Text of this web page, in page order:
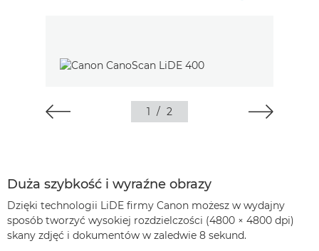
1 / 2
Duża szybkość i wyraźne obrazy
Dzięki technologii LiDE firmy Canon możesz w wydajny
sposób tworzyć wysokiej rozdzielczości (4800 × 4800 dpi)
skany zdjęć i dokumentów w zaledwie 8 sekund.